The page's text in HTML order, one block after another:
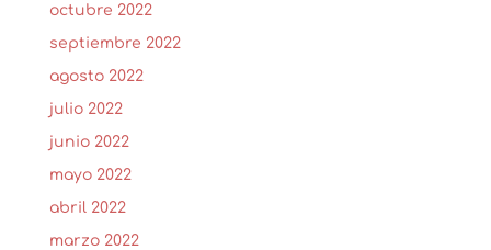
octubre 2022
septiembre 2022
agosto 2022
julio 2022
junio 2022
mayo 2022
abril 2022
marzo 2022